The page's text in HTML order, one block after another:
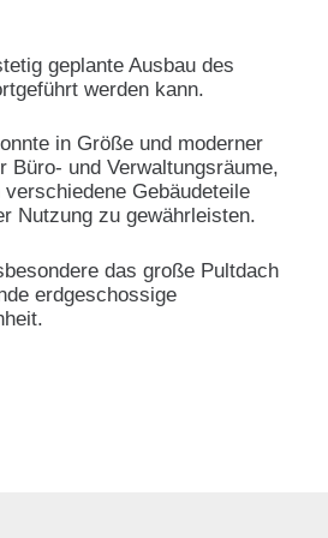
geplante Ausbau des
werden kann.
in Größe und moderner
und Verwaltungsräume,
Gebäudeteile
Nutzung zu gewährleisten.
das große Pultdach
erdgeschossige